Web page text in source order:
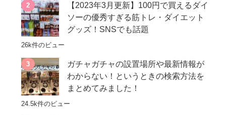
【2023年3月更新】100円で買えるダイ
ソーの優秀すぎる筋トレ・ダイエット
グッズ！SNSでも話題
26k件のビュー
ガチャガチャの設置場所や最新情報が
わからない！というときの検索方法を
まとめてみました！
24.5k件のビュー